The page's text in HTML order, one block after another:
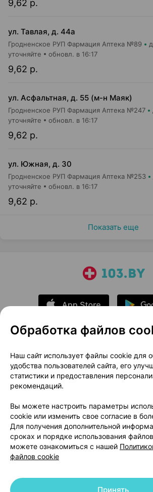
9,62 р.
ул. Тавлая, д. 44а
Гродненское РУП Фармация Аптека №89
9,62 р.
уточняйте обновл. в 16:17
ул. Асфальтная, д. 55 (м-н Маяк)
Гродненское РУП Фармация Аптека №247
9,62 р.
уточняйте обновл. в 16:17
ул. Южная, д. 30
Гродненское РУП Фармация Аптека №253
9,62 р.
уточняйте обновл. в 16:17
Показать еще
О проекте
Новости
Размещение рекламы
Публичный договор
Способы оплаты
Вакансии
Написать руководителю
Написать в поддержку
Персональные настройки
Обработка файлов
Наш сайт использует файлы cookie для
удобства пользователей сайта, его
статистики и предоставления
рекомендаций.
Вы можете настроить параметры
cookie или изменить свое согласие в
Для получения дополнительной
сроках и порядке использования
можете ознакомиться с нашей
файлов cookie
Принять